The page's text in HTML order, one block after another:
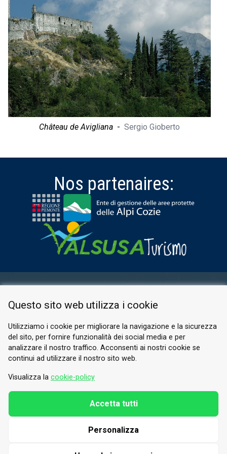
Château de Avigliana - Sergio Gioberto
Nos partenaires:
PRIVACY POLICY
© 2026 Valle di Susa
Tesori di Arte e Cultura Alpina
Tel.
E-mail.info@vallesusa-tesori.it
Questo sito web utilizza i cookie
Utilizziamo i cookie per migliorare la navigazione e la sicurezza
del sito, per fornire funzionalità dei social media e per
analizzare il nostro traffico. Acconsenti ai nostri cookie se
continui ad utilizzare il nostro sito web.
Visualizza la cookie-policy
Personalizza
Accetta tutti